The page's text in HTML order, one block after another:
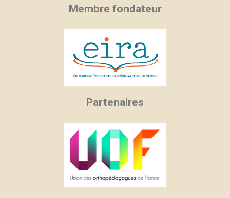
Membre fondateur
Partenaires